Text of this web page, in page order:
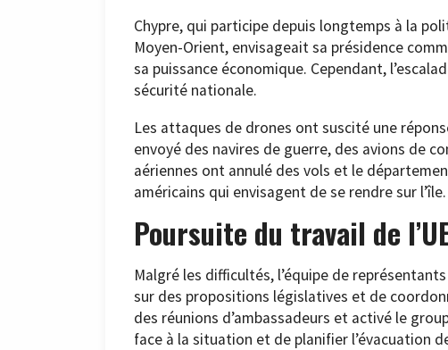
Chypre, qui participe depuis longtemps à la
Moyen-Orient, envisageait sa présidence
sa puissance économique. Cependant,
sécurité nationale.
Les attaques de drones ont suscité une
envoyé des navires de guerre, des avions de
aériennes ont annulé des vols et le
américains qui envisagent de se rendre sur l’île.
Poursuite du travail de
Malgré les difficultés, l’équipe de
sur des propositions législatives et de
des réunions d’ambassadeurs et activé le
face à la situation et de planifier l’évacuation